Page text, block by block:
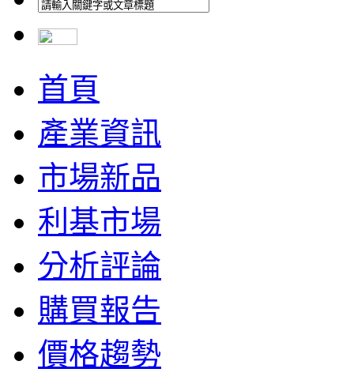
首頁
產業資訊
市場新品
利基市場
分析評論
購買報告
價格趨勢